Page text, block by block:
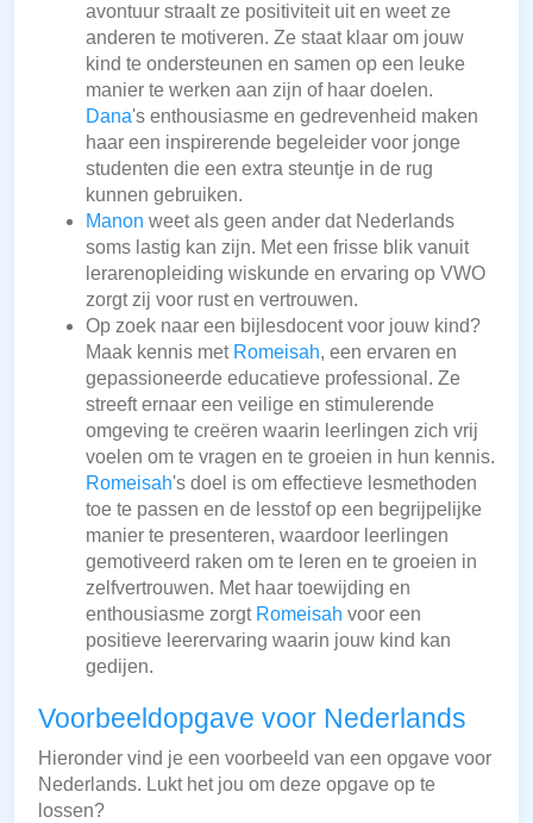
avontuur straalt ze positiviteit uit en weet ze
anderen te motiveren. Ze staat klaar om jouw
kind te ondersteunen en samen op een leuke
manier te werken aan zijn of haar doelen.
Dana's enthousiasme en gedrevenheid maken
haar een inspirerende begeleider voor jonge
studenten die een extra steuntje in de rug
kunnen gebruiken.
Manon weet als geen ander dat Nederlands
soms lastig kan zijn. Met een frisse blik vanuit
lerarenopleiding wiskunde en ervaring op VWO
zorgt zij voor rust en vertrouwen.
Op zoek naar een bijlesdocent voor jouw kind?
Maak kennis met Romeisah, een ervaren en
gepassioneerde educatieve professional. Ze
streeft ernaar een veilige en stimulerende
omgeving te creëren waarin leerlingen zich vrij
voelen om te vragen en te groeien in hun kennis.
Romeisah's doel is om effectieve lesmethoden
toe te passen en de lesstof op een begrijpelijke
manier te presenteren, waardoor leerlingen
gemotiveerd raken om te leren en te groeien in
zelfvertrouwen. Met haar toewijding en
enthousiasme zorgt Romeisah voor een
positieve leerervaring waarin jouw kind kan
gedijen.
Voorbeeldopgave voor Nederlands
Hieronder vind je een voorbeeld van een opgave voor
Nederlands. Lukt het jou om deze opgave op te
lossen?